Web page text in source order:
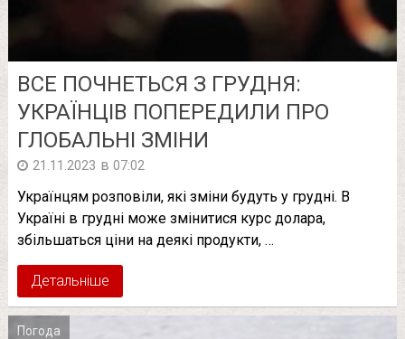
ВСЕ ПОЧНЕТЬСЯ З ГРУДНЯ:
УКРАЇНЦІВ ПОПЕРЕДИЛИ ПРО
ГЛОБАЛЬНІ ЗМІНИ
21.11.2023 в 07:02
Українцям розповіли, які зміни будуть у грудні. В
Україні в грудні може змінитися курс долара,
збільшаться ціни на деякі продукти, …
Детальніше
Погода